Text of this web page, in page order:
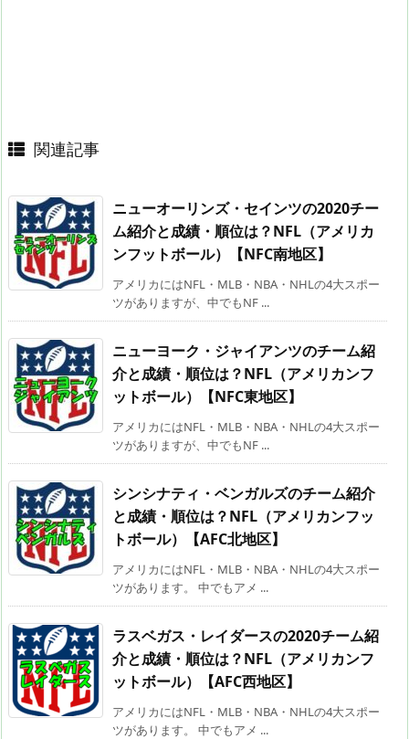
関連記事
ニューオーリンズ・セインツの2020チー
ム紹介と成績・順位は？NFL（アメリカ
ンフットボール）【NFC南地区】
アメリカにはNFL・MLB・NBA・NHLの4大スポー
ツがありますが、中でもNF ...
ニューヨーク・ジャイアンツのチーム紹
介と成績・順位は？NFL（アメリカンフ
ットボール）【NFC東地区】
アメリカにはNFL・MLB・NBA・NHLの4大スポー
ツがありますが、中でもNF ...
シンシナティ・ベンガルズのチーム紹介
と成績・順位は？NFL（アメリカンフッ
トボール）【AFC北地区】
アメリカにはNFL・MLB・NBA・NHLの4大スポー
ツがあります。 中でもアメ ...
ラスベガス・レイダースの2020チーム紹
介と成績・順位は？NFL（アメリカンフ
ットボール）【AFC西地区】
アメリカにはNFL・MLB・NBA・NHLの4大スポー
ツがあります。 中でもアメ ...